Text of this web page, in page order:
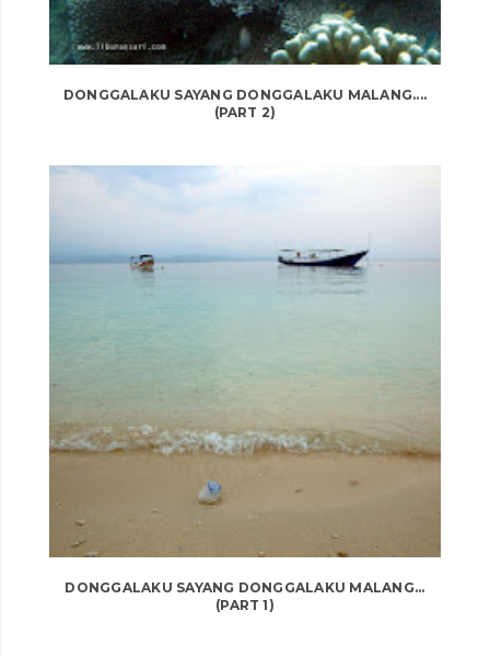
DONGGALAKU SAYANG DONGGALAKU MALANG....
(PART 2)
DONGGALAKU SAYANG DONGGALAKU MALANG...
(PART 1)